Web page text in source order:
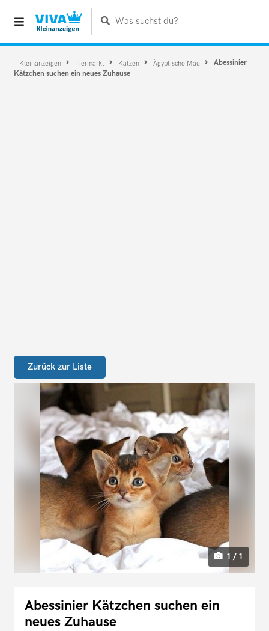
Was suchst du?
Kleinanzeigen Tiermarkt Katzen Ägyptische Mau
Abessinier
Kätzchen suchen ein neues Zuhause
Zurück zur Liste
1 / 1
Abessinier Kätzchen suchen ein
neues Zuhause